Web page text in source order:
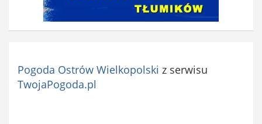
Pogoda Ostrów Wielkopolski z serwisu
TwojaPogoda.pl